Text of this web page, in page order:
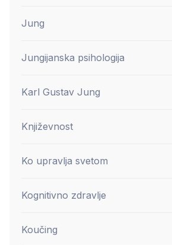
Jung
Jungijanska psihologija
Karl Gustav Jung
Književnost
Ko upravlja svetom
Kognitivno zdravlje
Koučing